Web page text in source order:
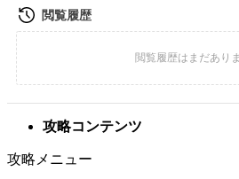
攻略コンテンツ
攻略メニュー